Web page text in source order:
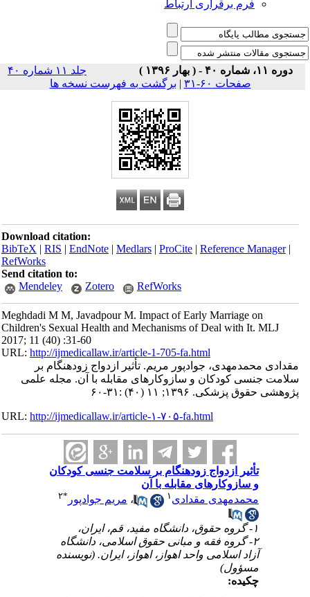
فرم برقراری ارتباط
دوره ۱۱، شماره ۴۰ - ( بهار ۱۳۹۶ )
جلد ۱۱ شماره ۴۰
صفحات ۶۰-۳۱
|برگشت به فهرست نسخه ها
Download citation:
BibTeX|RIS|EndNote|Medlars|ProCite|Reference Manager
RefWorks
Send citation to:
Mendeley
Zotero RefWorks
Meghdadi M M, Javadpour M. Impact of Early Marriage on
Children's Sexual Health and Mechanisms of Deal with It. MLJ
2017; 11 (40) :31-60
URL:http://ijmedicallaw.ir/article-1-705-fa.html
مقدادی محمدمهدی، جوادپور مریم. تأثیر ازدواج زودهنگام بر
سلامت جنسی کودکان و سازوکارهای مقابله با آن. مجله علمی
پژوهشی حقوق پزشکی. ۱۳۹۶; ۱۱ (۴۰) :۳۱-۶۰
URL:http://ijmedicallaw.ir/article-۱-۷۰۵-fa.html
تأثیر ازدواج زودهنگام بر سلامت جنسی کودکان
و سازوکارهای مقابله با آن
محمدمهدی مقدادی۱ ،مریم جوادپور ۲
۲- گروه فقه و مبانی حقوق اسلامی، دانشگاه
آزاد اسلامی واحد اهواز، اهواز، ایران. (نویسنده
مسؤول)
چکیده: